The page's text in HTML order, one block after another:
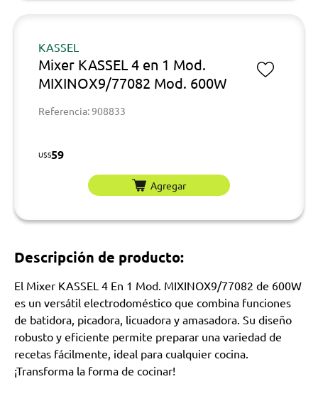
KASSEL
Mixer KASSEL 4 en 1 Mod.
MIXINOX9/77082 Mod. 600W
Referencia: 908833
U$S59
Agregar
Descripción de producto:
El Mixer KASSEL 4 En 1 Mod. MIXINOX9/77082 de 600W
es un versátil electrodoméstico que combina funciones
de batidora, picadora, licuadora y amasadora. Su diseño
robusto y eficiente permite preparar una variedad de
recetas fácilmente, ideal para cualquier cocina.
¡Transforma la forma de cocinar!